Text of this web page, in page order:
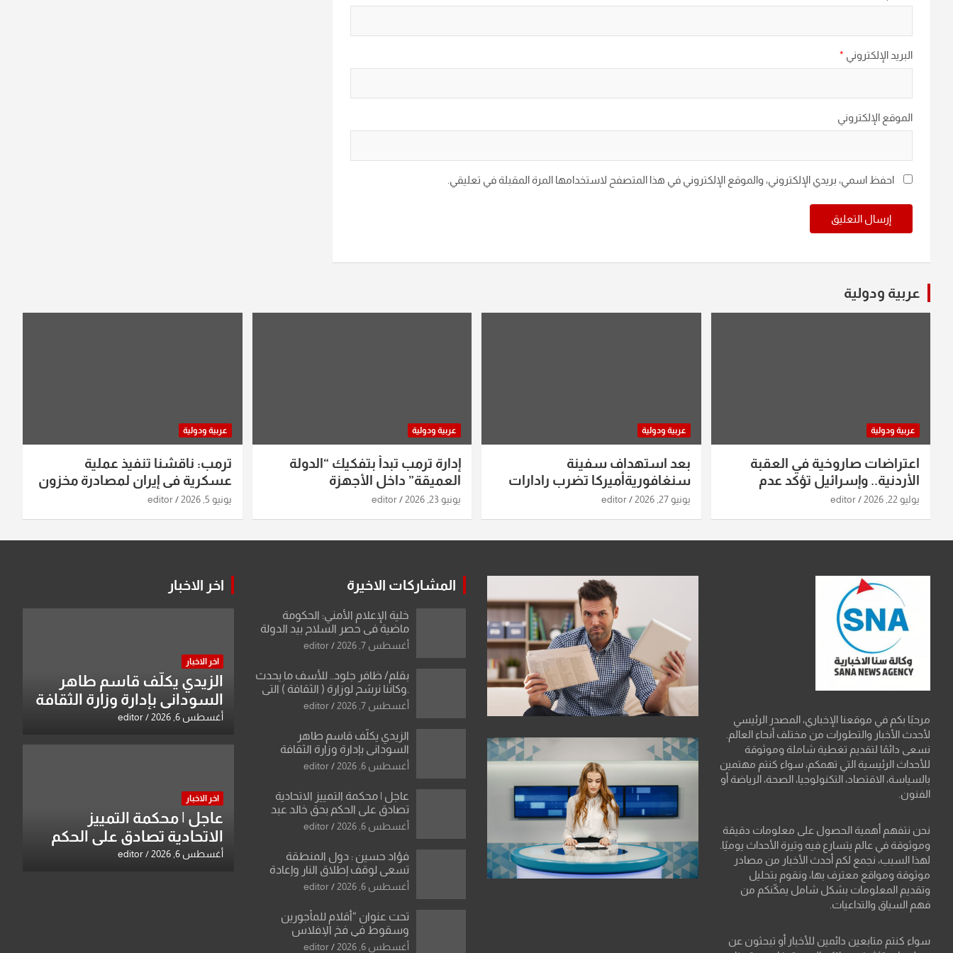
البريد الإلكتروني *
الموقع الإلكتروني
احفظ اسمي، بريدي الإلكتروني، والموقع الإلكتروني في هذا المتصفح لاستخدامها المرة المقبلة في تعليقي.
عربية ودولية
عربية ودولية
اعتراضات صاروخية في العقبة
الأردنية.. وإسرائيل تؤكد عدم
استهدافها
يوليو 22, 2026 editor
عربية ودولية
بعد استهداف سفينة
سنغافوريةأميركا تضرب رادارات
ومواقع صواريخ ومسيرات إيران..
يونيو 27, 2026 editor
عربية ودولية
إدارة ترمب تبدأ بتفكيك “الدولة
العميقة” داخل الأجهزة
الاستخباراتية
يونيو 23, 2026 editor
عربية ودولية
ترمب: ناقشنا تنفيذ عملية
عسكرية في إيران لمصادرة مخزون
اليورانيوم
يونيو 5, 2026 editor
مرحبًا بكم في موقعنا الإخباري، المصدر الرئيسي
لأحدث الأخبار والتطورات من مختلف أنحاء العالم.
نسعى دائمًا لتقديم تغطية شاملة وموثوقة
للأحداث الرئيسية التي تهمكم، سواء كنتم مهتمين
بالسياسة، الاقتصاد، التكنولوجيا، الصحة، الرياضة أو
الفنون.
نحن نتفهم أهمية الحصول على معلومات دقيقة
وموثوقة في عالم يتسارع فيه وتيرة الأحداث يوميًا.
لهذا السبب، نجمع لكم أحدث الأخبار من مصادر
موثوقة ومواقع معترف بها، ونقوم بتحليل
وتقديم المعلومات بشكل شامل يمكّنكم من
فهم السياق والتداعيات.
سواء كنتم متابعين دائمين للأخبار أو تبحثون عن
المشاركات الاخيرة
خلية الإعلام الأمني: الحكومة
ماضية في حصر السلاح بيد الدولة
دون رجعة
أغسطس 7, 2026 editor
بقلم/ ظافر جلود.. للأسف ما يحدث
.وكاننا نرشح لوزارة ( الثقافة ) التي
ماتت من زمان وزير يمثلها من
العراقية..
أغسطس 7, 2026 editor
الزيدي يكلّف قاسم طاهر
السوداني بإدارة وزارة الثقافة
أغسطس 6, 2026 editor
عاجل | محكمة التمييز الاتحادية
تصادق على الحكم بحق خالد عبد
الواحد كبيان
أغسطس 6, 2026 editor
فؤاد حسين : دول المنطقة
تسعى لوقف إطلاق النار وإعادة
فتح مضيق هرمز .. والعراق يطرح
أغسطس 6, 2026 editor
تحت عنوان “أقلام للمأجورين
وسقوط في فخ الإفلاس
الإعلامي”: ردٌّ صريح على افتراءات
أغسطس 6, 2026 editor
اخر الاخبار
اخر الاخبار
الزيدي يكلّف قاسم طاهر
السوداني بإدارة وزارة الثقافة
أغسطس 6, 2026 editor
اخر الاخبار
عاجل | محكمة التمييز
الاتحادية تصادق على الحكم
بحق خالد عبد الواحد كبيان
أغسطس 6, 2026 editor